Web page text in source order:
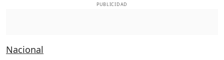
PUBLICIDAD
Nacional